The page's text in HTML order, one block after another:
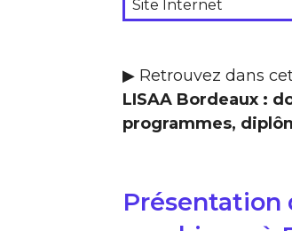
Site Internet
▶ Retrouvez dans
LISAA Bordeaux :
programmes,
Présentation